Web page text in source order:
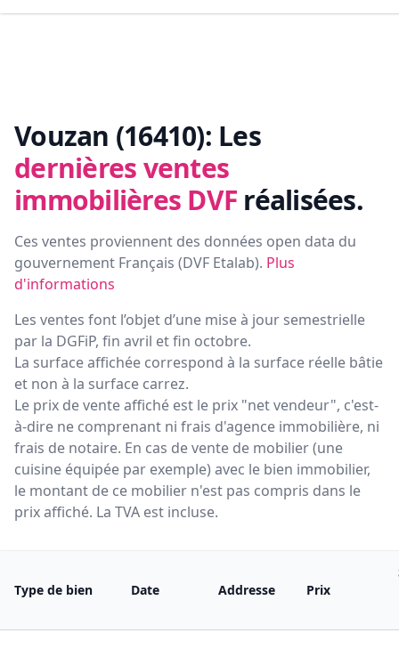
Vouzan (16410): Les
dernières ventes
immobilières DVF réalisées.
Ces ventes proviennent des données open data du
gouvernement Français (DVF Etalab). Plus
d'informations
Les ventes font l’objet d’une mise à jour semestrielle
par la DGFiP, fin avril et fin octobre.
La surface affichée correspond à la surface réelle bâtie
et non à la surface carrez.
Le prix de vente affiché est le prix "net vendeur", c'est-
à-dire ne comprenant ni frais d'agence immobilière, ni
frais de notaire. En cas de vente de mobilier (une
cuisine équipée par exemple) avec le bien immobilier,
le montant de ce mobilier n'est pas compris dans le
prix affiché. La TVA est incluse.
Type de bien Date Addresse Prix